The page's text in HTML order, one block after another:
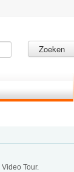
Zoeken
Tour.